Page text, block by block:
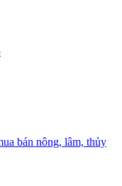
bán nông, lâm, thủy